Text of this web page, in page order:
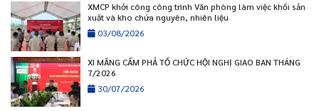
XMCP khởi công công trình Văn phòng làm việc khối sản
xuất và kho chứa nguyên, nhiên liệu
03/08/2026
XI MĂNG CẨM PHẢ TỔ CHỨC HỘI NGHỊ GIAO BAN THÁNG
7/2026
30/07/2026